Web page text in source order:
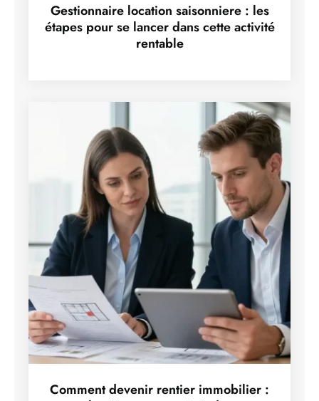
Gestionnaire location saisonniere : les
étapes pour se lancer dans cette activité
rentable
Comment devenir rentier immobilier :